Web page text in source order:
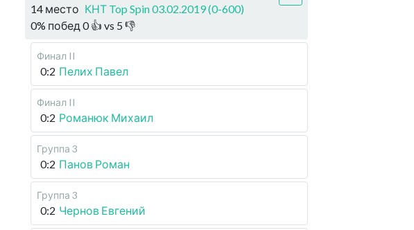
14 место КНТ Top Spin 03.02.2019 (0-600)
0% побед 0👍 vs 5 👎
Финал II
0:2 Пелих Павел
Финал II
0:2 Романюк Михаил
Группа 3
0:2 Панов Роман
Группа 3
0:2 Чернов Евгений